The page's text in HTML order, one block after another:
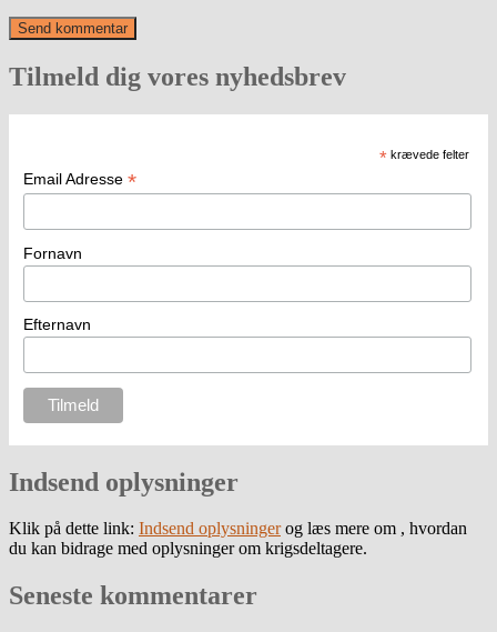
Tilmeld dig vores nyhedsbrev
* krævede felter
Email Adresse *
Fornavn
Efternavn
Indsend oplysninger
Klik på dette link: Indsend oplysningerog læs mere om , hvordan
du kan bidrage med oplysninger om krigsdeltagere.
Seneste kommentarer